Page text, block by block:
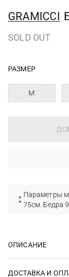
GRAMICCI
SOLD OUT
РАЗМЕР
M
Параметры
75см. Бедра
ОПИСАНИЕ
ДОСТАВКА И